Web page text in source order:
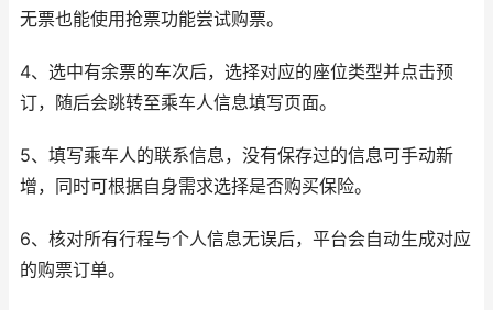
无票也能使用抢票功能尝试购票。
4、选中有余票的车次后，选择对应的座位类型并点击预
订，随后会跳转至乘车人信息填写页面。
5、填写乘车人的联系信息，没有保存过的信息可手动新
增，同时可根据自身需求选择是否购买保险。
6、核对所有行程与个人信息无误后，平台会自动生成对应
的购票订单。